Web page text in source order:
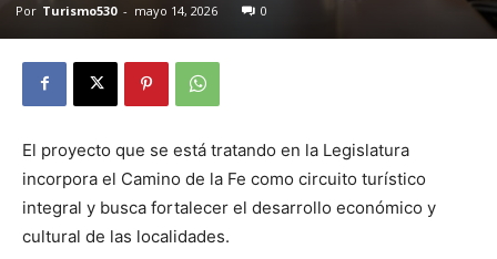
Por Turismo530 - mayo 14, 2026 0
El proyecto que se está tratando en la Legislatura
incorpora el Camino de la Fe como circuito turístico
integral y busca fortalecer el desarrollo económico y
cultural de las localidades.